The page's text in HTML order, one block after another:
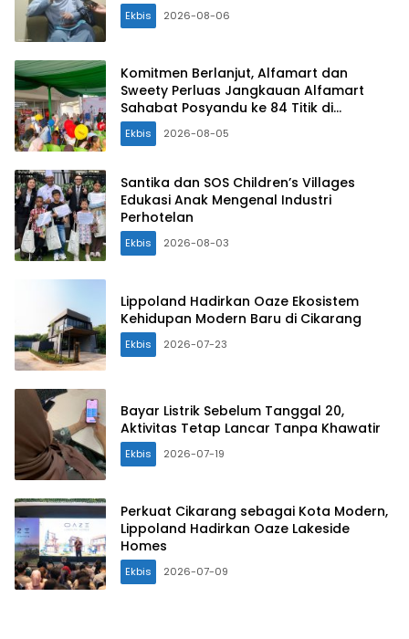
Ekbis 2026-08-06
Komitmen Berlanjut, Alfamart dan
Sweety Perluas Jangkauan Alfamart
Sahabat Posyandu ke 84 Titik di
Indonesia
Ekbis 2026-08-05
Santika dan SOS Children’s Villages
Edukasi Anak Mengenal Industri
Perhotelan
Ekbis 2026-08-03
Lippoland Hadirkan Oaze Ekosistem
Kehidupan Modern Baru di Cikarang
Ekbis 2026-07-23
Bayar Listrik Sebelum Tanggal 20,
Aktivitas Tetap Lancar Tanpa Khawatir
Ekbis 2026-07-19
Perkuat Cikarang sebagai Kota Modern,
Lippoland Hadirkan Oaze Lakeside
Homes
Ekbis 2026-07-09